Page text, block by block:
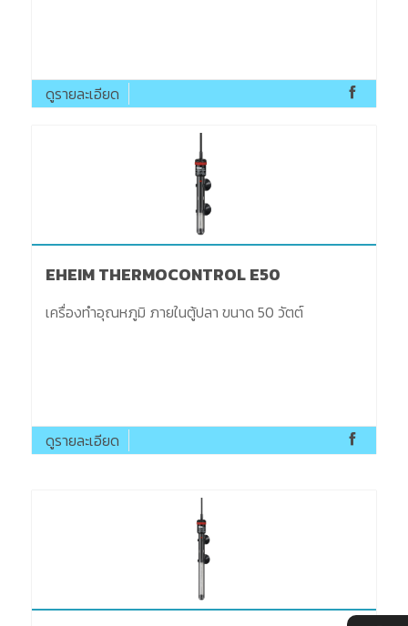
ดูรายละเอียด
EHEIM THERMOCONTROL E50
เครื่องทำอุณหภูมิ ภายในตู้ปลา ขนาด 50 วัตต์
ดูรายละเอียด